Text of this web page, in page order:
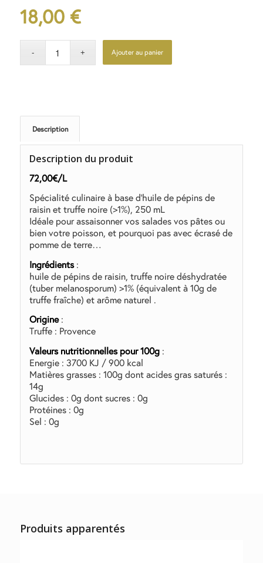
18,00 €
Ajouter au panier
Description
Description du produit
72,00€/L
Spécialité culinaire à base d’huile de pépins de
raisin et truffe noire (>1%), 250 mL
Idéale pour assaisonner vos salades vos pâtes ou
bien votre poisson, et pourquoi pas avec écrasé de
pomme de terre…
Ingrédients:
huile de pépins de raisin, truffe noire déshydratée
(tuber melanosporum) >1% (équivalent à 10g de
truffe fraîche) et arôme naturel .
Origine:
Truffe : Provence
Valeurs nutritionnelles pour 100g:
Energie : 3700 KJ / 900 kcal
Matières grasses : 100g dont acides gras saturés :
14g
Glucides : 0g dont sucres : 0g
Protéines : 0g
Sel : 0g
Produits apparentés